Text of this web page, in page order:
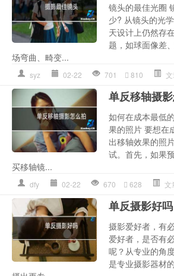
镜头的最佳光圈
少? 从镜头的光
天设计上仍然存
题，如球面像差
场弯曲、畸变...
syz 02-22 701 810
单反移轴摄
如何在成本最低
果的照片 要想在
出移轴效果的照
试。首先，如果
买移轴镜...
dfy 02-22 670 628 文
单反摄影好吗
摄影爱好者，有
爱好者，是否有
呢？从专业的角
是专业摄影器材